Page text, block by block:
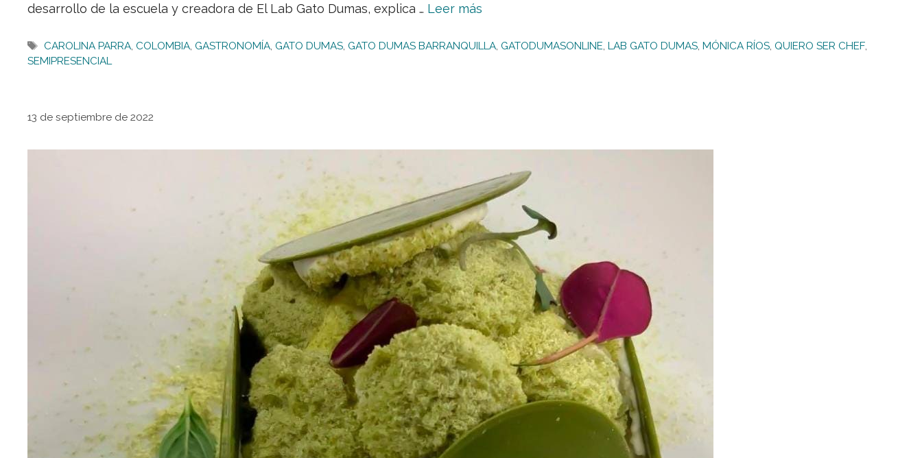
desarrollo de la escuela y creadora de El Lab Gato Dumas, explica … Leer más
Etiquetas
CAROLINA PARRA,COLOMBIA,GASTRONOMÍA,GATO DUMAS,GATO DUMAS BARRANQUILLA,GATODUMASONLINE, LAB GATO DUMAS, MÓNICA RÍOS,QUIERO SER CHEF,
SEMIPRESENCIAL
13 de septiembre de 2022